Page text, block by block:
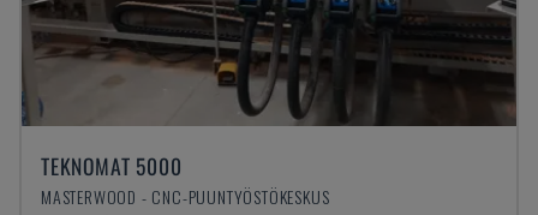
TEKNOMAT 5000
MASTERWOOD - CNC-PUUNTYÖSTÖKESKUS